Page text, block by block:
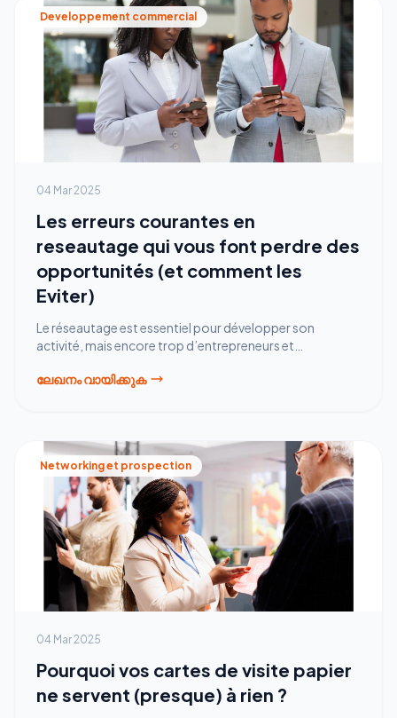
Developpement commercial
04 Mar 2025
Les erreurs courantes en
reseautage qui vous font perdre des
opportunités (et comment les
Eviter)
Le réseautage est essentiel pour développer son
activité, mais encore trop d’entrepreneurs et
impact. Découvrez les pièges les plus fréquents et
ലേഖനം വായിക്കുക
Networking et prospection
04 Mar 2025
Pourquoi vos cartes de visite papier
ne servent (presque) à rien ?